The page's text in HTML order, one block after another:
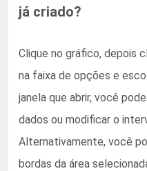
já criado?
Clique no gráfico, depois
na faixa de opções e
janela que abrir, você
dados ou modificar o
Alternativamente, você
bordas da área